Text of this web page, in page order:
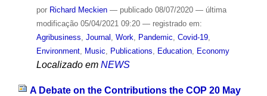
por Richard Meckien — publicado08/07/2020 — última
modificação05/04/2021 09:20 — registrado em:
Agribusiness, Journal , Work, Pandemic, Covid-19,
Environment, Music, Publications, Education, Economy
Localizado em NEWS
A Debate on the Contributions the COP 20 May